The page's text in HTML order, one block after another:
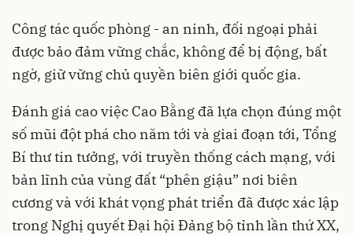
Công tác quốc phòng - an ninh, đối ngoại phải
được bảo đảm vững chắc, không để bị động, bất
ngờ, giữ vững chủ quyền biên giới quốc gia.
Đánh giá cao việc Cao Bằng đã lựa chọn đúng một
số mũi đột phá cho năm tới và giai đoạn tới, Tổng
Bí thư tin tưởng, với truyền thống cách mạng, với
bản lĩnh của vùng đất “phên giậu” nơi biên
cương và với khát vọng phát triển đã được xác lập
trong Nghị quyết Đại hội Đảng bộ tỉnh lần thứ XX,